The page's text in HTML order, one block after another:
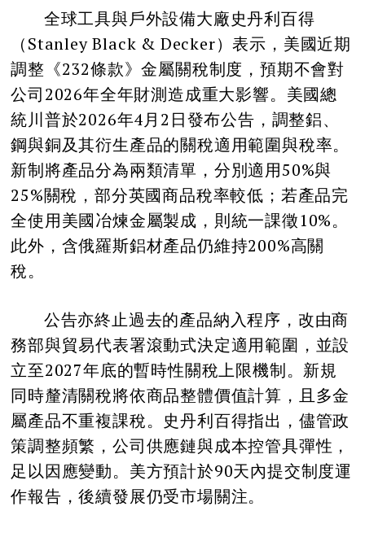
全球工具與戶外設備大廠史丹利百得
（Stanley Black & Decker）表示，美國近期
調整《232條款》金屬關稅制度，預期不會對
公司2026年全年財測造成重大影響。美國總
統川普於2026年4月2日發布公告，調整鋁、
鋼與銅及其衍生產品的關稅適用範圍與稅率。
新制將產品分為兩類清單，分別適用50%與
25%關稅，部分英國商品稅率較低；若產品完
全使用美國冶煉金屬製成，則統一課徵10%。
此外，含俄羅斯鋁材產品仍維持200%高關
稅。
公告亦終止過去的產品納入程序，改由商
務部與貿易代表署滾動式決定適用範圍，並設
立至2027年底的暫時性關稅上限機制。新規
同時釐清關稅將依商品整體價值計算，且多金
屬產品不重複課稅。史丹利百得指出，儘管政
策調整頻繁，公司供應鏈與成本控管具彈性，
足以因應變動。美方預計於90天內提交制度運
作報告，後續發展仍受市場關注。